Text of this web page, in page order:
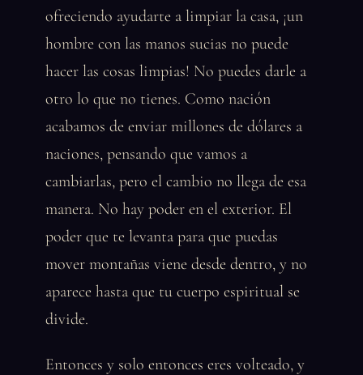
ofreciendo ayudarte a limpiar la casa, ¡un
hombre con las manos sucias no puede
hacer las cosas limpias! No puedes darle a
otro lo que no tienes. Como nación
acabamos de enviar millones de dólares a
naciones, pensando que vamos a
cambiarlas, pero el cambio no llega de esa
manera. No hay poder en el exterior. El
poder que te levanta para que puedas
mover montañas viene desde dentro, y no
aparece hasta que tu cuerpo espiritual se
divide.
Entonces y solo entonces eres volteado, y